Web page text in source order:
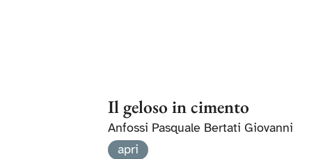
Il geloso in cimento
Anfossi Pasquale Bertati Giovanni
apri